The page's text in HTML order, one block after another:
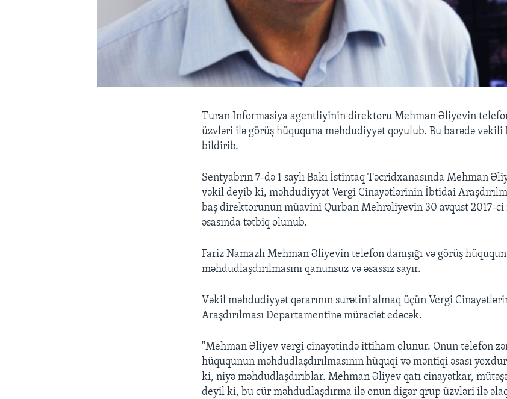
Turan Informasiya agentliyinin direktoru Mehman Əliyevin telefon
üzvləri ilə görüş hüququna məhdudiyyət qoyulub. Bu barədə vəkili
bildirib.
Sentyabrın 7-də 1 saylı Bakı İstintaq Təcridxanasında Mehman
vəkil deyib ki, məhdudiyyət Vergi Cinayətlərinin İbtidai
baş direktorunun müavini Qurban Mehrəliyevin 30 avqust 2017-
əsasında tətbiq olunub.
Fariz Namazlı Mehman Əliyevin telefon danışığı və görüş
məhdudlaşdırılmasını qanunsuz və əsassız sayır.
Vəkil məhdudiyyət qərarının surətini almaq üçün Vergi
Araşdırılması Departamentinə müraciət edəcək.
"Mehman Əliyev vergi cinayətində ittiham olunur. Onun telefon
hüququnun məhdudlaşdırılmasının hüquqi və məntiqi əsası
ki, niyə məhdudlaşdırıblar. Mehman Əliyev qatı cinayətkar,
deyil ki, bu cür məhdudlaşdırma ilə onun digər qrup üzvləri ilə